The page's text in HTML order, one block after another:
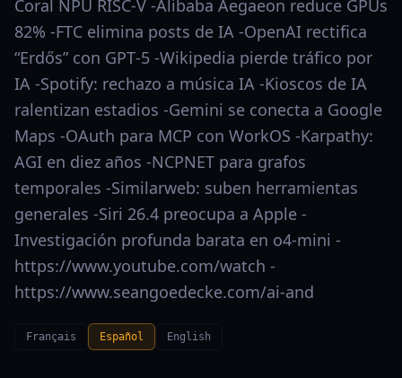
Coral NPU RISC‑V -Alibaba Aegaeon reduce GPUs
82% -FTC elimina posts de IA -OpenAI rectifica
“Erdős” con GPT‑5 -Wikipedia pierde tráfico por
IA -Spotify: rechazo a música IA -Kioscos de IA
ralentizan estadios -Gemini se conecta a Google
Maps -OAuth para MCP con WorkOS -Karpathy:
AGI en diez años -NCPNET para grafos
temporales -Similarweb: suben herramientas
generales -Siri 26.4 preocupa a Apple -
Investigación profunda barata en o4-mini -
https://www.youtube.com/watch -
https://www.seangoedecke.com/ai-and
Français Español English